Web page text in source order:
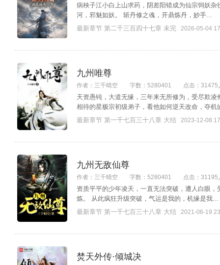
病秧子江小白上山求药，阴差阳错成为仙宗饲妖
河，邪魅如妖。 斩丹修之魂，开鼎炼丹，妙手...
最新章节 第二千三百四十七章 未完
2026-05-04
九州唯尊
作者：三千晴空 字数：5280401 点击：31475
天资愚钝，大道无缘，三年来无所修为，受尽欺
相待的星极宗初级弟子，看他如何逆天改命，夺机
最新章节 第一千七百三十八章 大结
2023-12-08
九州无敌仙尊
作者：三千晴空 字数：5280401 点击：31195
资质平平的少年凌天，一直无法突破，遭人白眼
炼。 从此疯狂升级突破，气运是我的，机缘是我...
最新章节 第一千七百三十八章 大结
2021-06-19
焚天外传·倾城决